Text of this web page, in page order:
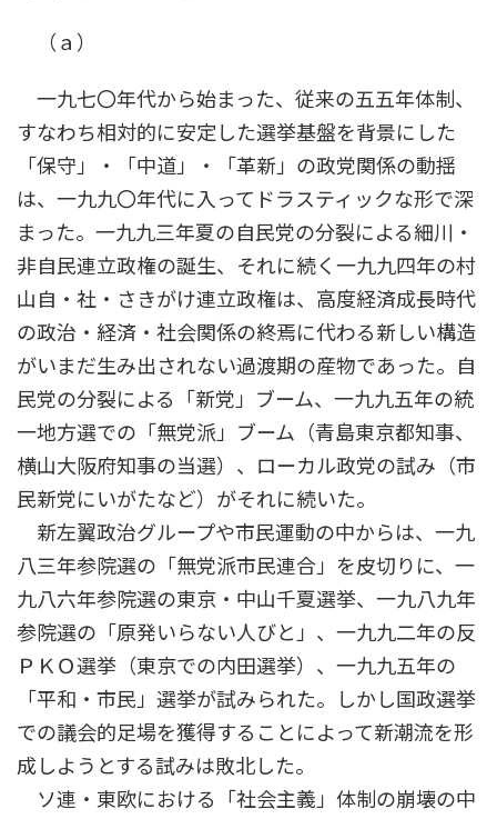
（ａ）
一九七〇年代から始まった、従来の五五年体制、
すなわち相対的に安定した選挙基盤を背景にした
「保守」・「中道」・「革新」の政党関係の動揺
は、一九九〇年代に入ってドラスティックな形で深
まった。一九九三年夏の自民党の分裂による細川・
非自民連立政権の誕生、それに続く一九九四年の村
山自・社・さきがけ連立政権は、高度経済成長時代
の政治・経済・社会関係の終焉に代わる新しい構造
がいまだ生み出されない過渡期の産物であった。自
民党の分裂による「新党」ブーム、一九九五年の統
一地方選での「無党派」ブーム（青島東京都知事、
横山大阪府知事の当選）、ローカル政党の試み（市
民新党にいがたなど）がそれに続いた。
新左翼政治グループや市民運動の中からは、一九
八三年参院選の「無党派市民連合」を皮切りに、一
九八六年参院選の東京・中山千夏選挙、一九八九年
参院選の「原発いらない人びと」、一九九二年の反
ＰＫＯ選挙（東京での内田選挙）、一九九五年の
「平和・市民」選挙が試みられた。しかし国政選挙
での議会的足場を獲得することによって新潮流を形
成しようとする試みは敗北した。
ソ連・東欧における「社会主義」体制の崩壊の中